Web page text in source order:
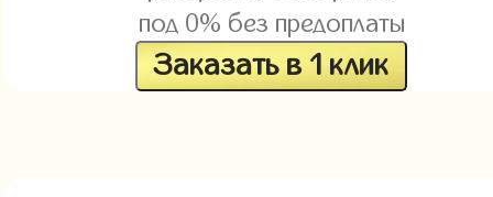
под 0% без предоплаты
Заказать в 1 клик